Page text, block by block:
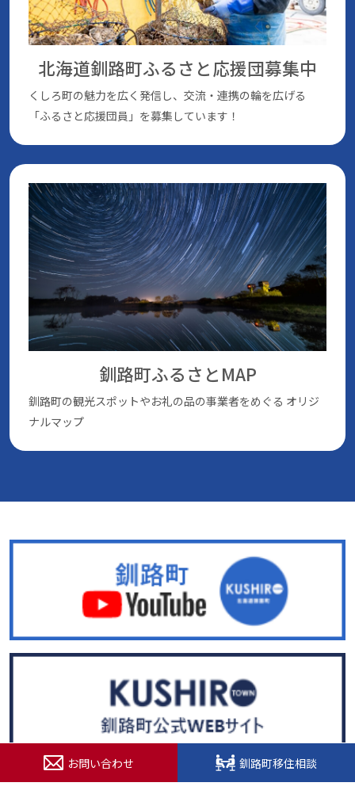
北海道釧路町ふるさと応援団募集中
くしろ町の魅⼒を広く発信し、交流・連携の輪を広げる
「ふるさと応援団員」を募集しています！
釧路町ふるさとMAP
釧路町の観光スポットやお礼の品の事業者をめぐる オリジ
ナルマップ
© 2022. 北海道釧路超（釧路町）特設サイト
お問い合わせ 釧路町移住相談